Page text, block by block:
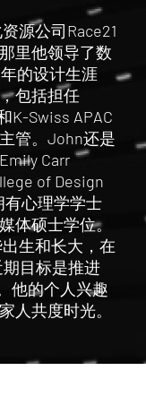
源公司Race21
里他领导了数
的设计生涯
包括担任
K-Swiss APAC
管。John还是
Carr
of Design
有心理学学士
体硕士学位。
生和长大，在
目标是推进
他的个人兴趣
人共度时光。